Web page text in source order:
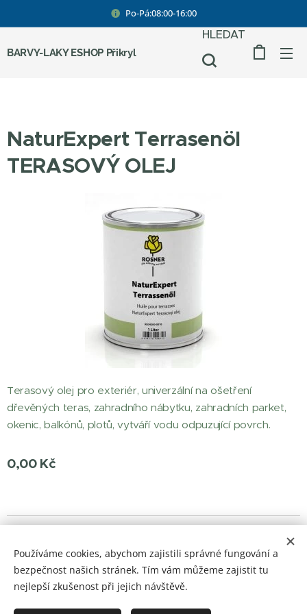
Po-Pá:08:00-16:00
BARVY-LAKY ESHOP Přikryl
HLEDAT
NaturExpert Terrasenöl
TERASOVÝ OLEJ
Terasový olej pro exteriér, univerzální na ošetření
dřevěných teras, zahradního nábytku, zahradních parket,
okenic, balkónů, plotů, vytváří vodu odpuzující povrch.
0,00Kč
barvylaky.net
Cookies
Používáme cookies, abychom zajistili správné fungování a
bezpečnost našich stránek. Tím vám můžeme zajistit tu
nejlepší zkušenost při jejich návštěvě.